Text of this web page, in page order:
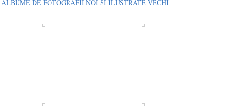
ALBUME DE FOTOGRAFII NOI SI ILUSTRATE VECHI